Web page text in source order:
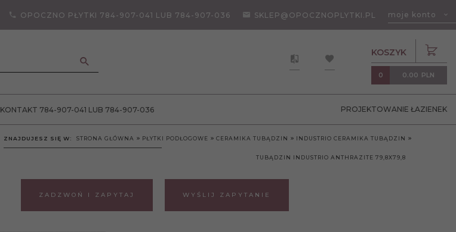
OPOCZNO PŁYTKI 784-907-041 LUB 784-907-036 SKLEP@OPOCZNOPLYTKI.PL moje konto
KOSZYK
0 0.00 PLN
KONTAKT 784-907-041 LUB 784-907-036 PROJEKTOWANIE ŁAZIENEK
ZNAJDUJESZ SIĘ W: STRONA GŁÓWNA PŁYTKI PODŁOGOWE CERAMIKA TUBĄDZIN INDUSTRIO CERAMIKA TUBĄDZIN
TUBĄDZIN INDUSTRIO ANTHRAZITE 79,8X79,8
ZADZWOŃ I ZAPYTAJ WYŚLIJ ZAPYTANIE